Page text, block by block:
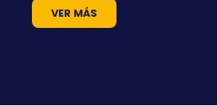
VER MÁS